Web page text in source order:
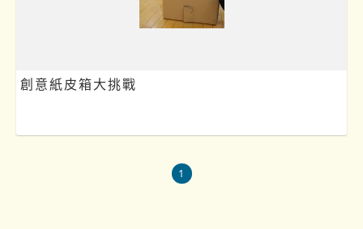
創意紙皮箱大挑戰
1